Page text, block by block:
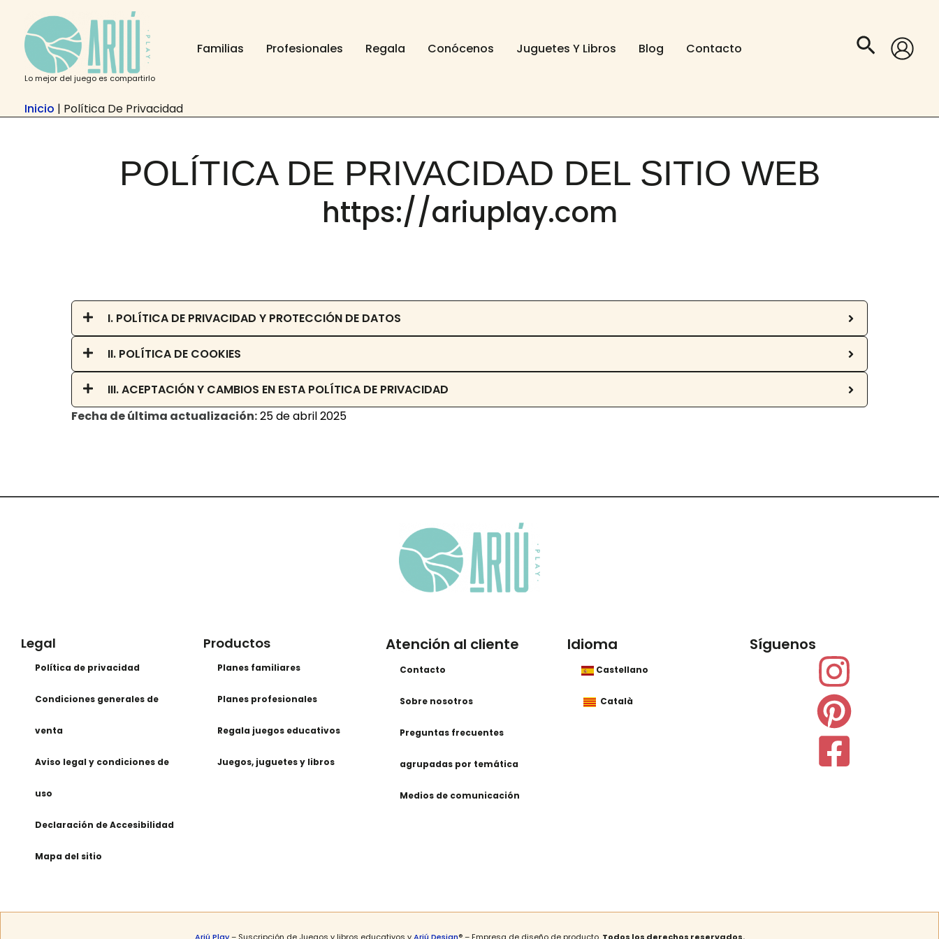
contingut
Lo mejor del juego es compartirlo
Familias Profesionales Regala Conócenos Juguetes Y Libros Blog Contacto Cercar
Inicio | Política De Privacidad
POLÍTICA DE PRIVACIDAD DEL SITIO WEB
https://ariuplay.com
I. POLÍTICA DE PRIVACIDAD Y PROTECCIÓN DE DATOS
II. POLÍTICA DE COOKIES
III. ACEPTACIÓN Y CAMBIOS EN ESTA POLÍTICA DE PRIVACIDAD
Fecha de última actualización:25 de abril 2025
Legal
Política de privacidad
Condiciones generales de
venta
Aviso legal y condiciones de
uso
Declaración de Accesibilidad
Mapa del sitio
Productos
Planes familiares
Planes profesionales
Regala juegos educativos
Juegos, juguetes y libros
Atención al cliente
Contacto
Sobre nosotros
Preguntas frecuentes
agrupadas por temática
Medios de comunicación
Idioma
Castellano
Català
Síguenos